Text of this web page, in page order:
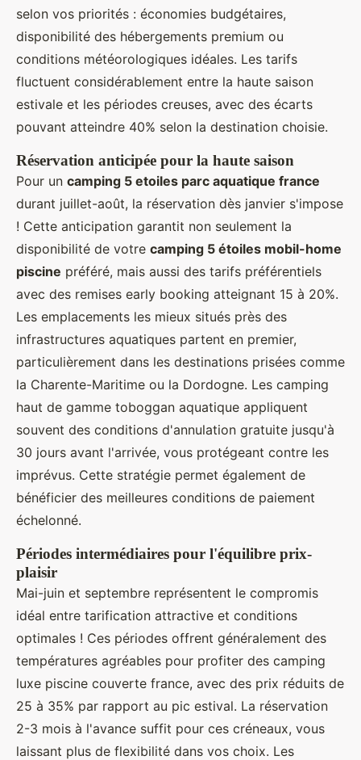
selon vos priorités : économies budgétaires,
disponibilité des hébergements premium ou
conditions météorologiques idéales. Les tarifs
fluctuent considérablement entre la haute saison
estivale et les périodes creuses, avec des écarts
pouvant atteindre 40% selon la destination choisie.
Réservation anticipée pour la haute saison
Pour un camping 5 etoiles parc aquatique france
durant juillet-août, la réservation dès janvier s'impose
! Cette anticipation garantit non seulement la
disponibilité de votre camping 5 étoiles mobil-home
piscine préféré, mais aussi des tarifs préférentiels
avec des remises early booking atteignant 15 à 20%.
Les emplacements les mieux situés près des
infrastructures aquatiques partent en premier,
particulièrement dans les destinations prisées comme
la Charente-Maritime ou la Dordogne. Les camping
haut de gamme toboggan aquatique appliquent
souvent des conditions d'annulation gratuite jusqu'à
30 jours avant l'arrivée, vous protégeant contre les
imprévus. Cette stratégie permet également de
bénéficier des meilleures conditions de paiement
échelonné.
Périodes intermédiaires pour l'équilibre prix-
plaisir
Mai-juin et septembre représentent le compromis
idéal entre tarification attractive et conditions
optimales ! Ces périodes offrent généralement des
températures agréables pour profiter des camping
luxe piscine couverte france, avec des prix réduits de
25 à 35% par rapport au pic estival. La réservation
2-3 mois à l'avance suffit pour ces créneaux, vous
laissant plus de flexibilité dans vos choix. Les